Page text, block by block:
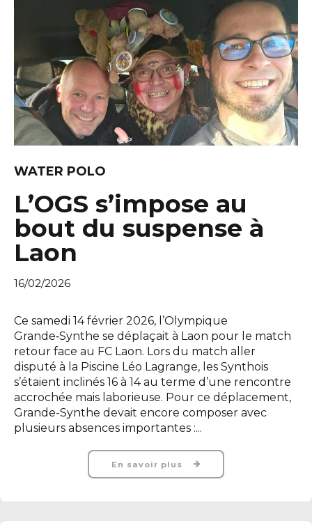
WATER POLO
L’OGS s’impose au
bout du suspense à
Laon
16/02/2026
Ce samedi 14 février 2026, l’Olympique
Grande‑Synthe se déplaçait à Laon pour le match
retour face au FC Laon. Lors du match aller
disputé à la Piscine Léo Lagrange, les Synthois
s’étaient inclinés 16 à 14 au terme d’une rencontre
accrochée mais laborieuse. Pour ce déplacement,
Grande-Synthe devait encore composer avec
plusieurs absences importantes :...
En savoir plus